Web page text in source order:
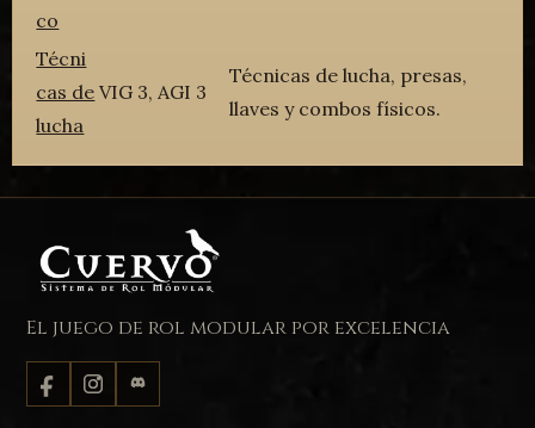
co
Técni
cas de
lucha
VIG 3, AGI 3
Técnicas de lucha, presas,
llaves y combos físicos.
El juego de rol modular por excelencia